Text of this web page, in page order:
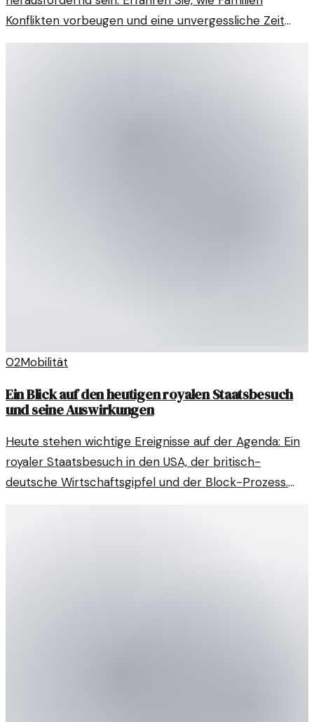
Konflikten vorbeugen und eine unvergessliche Zeit
zusammen erleben können.
02Mobilität
Ein Blick auf den heutigen royalen Staatsbesuch
und seine Auswirkungen
Heute stehen wichtige Ereignisse auf der Agenda: Ein
royaler Staatsbesuch in den USA, der britisch-
deutsche Wirtschaftsgipfel und der Block-Prozess.